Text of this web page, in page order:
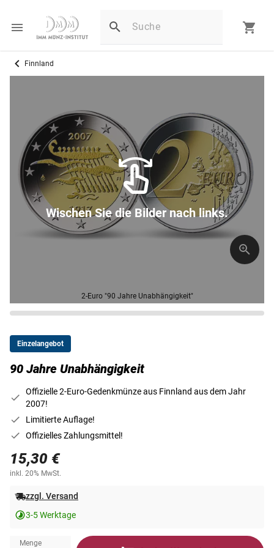
Finnland
2-Euro "90 Jahre Unabhängigkeit"
Wischen Sie die Bilder nach links.
Einzelangebot
90 Jahre Unabhängigkeit
Offizielle 2-Euro-Gedenkmünze aus Finnland aus dem Jahr
2007!
Limitierte Auflage!
Offizielles Zahlungsmittel!
15,30 €
inkl. 20% MwSt.
zzgl. Versand
3-5 Werktage
Menge